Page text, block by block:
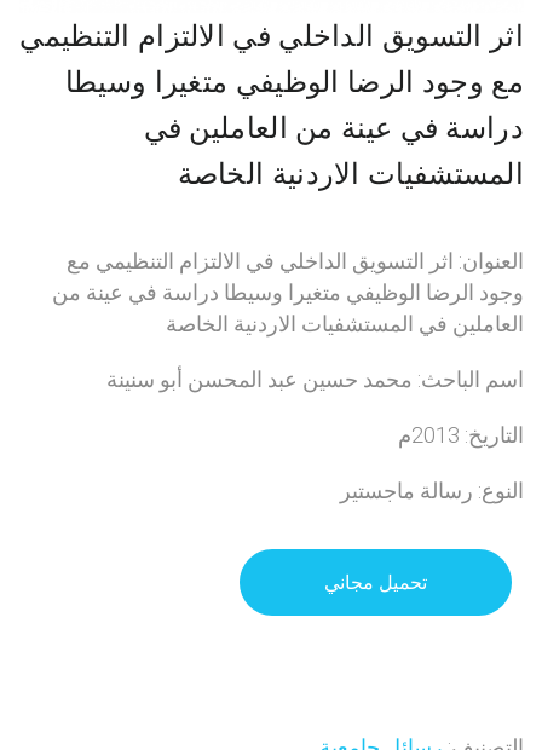
اثر التسويق الداخلي في الالتزام التنظيمي
مع وجود الرضا الوظيفي متغيرا وسيطا
دراسة في عينة من العاملين في
المستشفيات الاردنية الخاصة
العنوان: اثر التسويق الداخلي في الالتزام التنظيمي مع
وجود الرضا الوظيفي متغيرا وسيطا دراسة في عينة من
العاملين في المستشفيات الاردنية الخاصة
اسم الباحث: محمد حسين عبد المحسن أبو سنينة
التاريخ: 2013م
النوع: رسالة ماجستير
تحميل مجاني